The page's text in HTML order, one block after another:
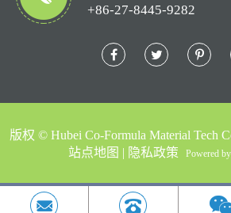
+86-27-8445-9282
版权 © Hubei Co-Formula Material Tech
站点地图 | 隐私政策 Powered